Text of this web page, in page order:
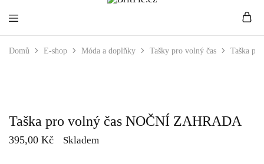
BritPie.cz
Loving
English
Domů E-shop Móda a doplňky Tašky pro volný čas Taška
Taška pro volný čas NOČNÍ ZAHRADA
395,00 Kč Skladem